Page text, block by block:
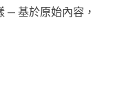
— 基於原始內容，